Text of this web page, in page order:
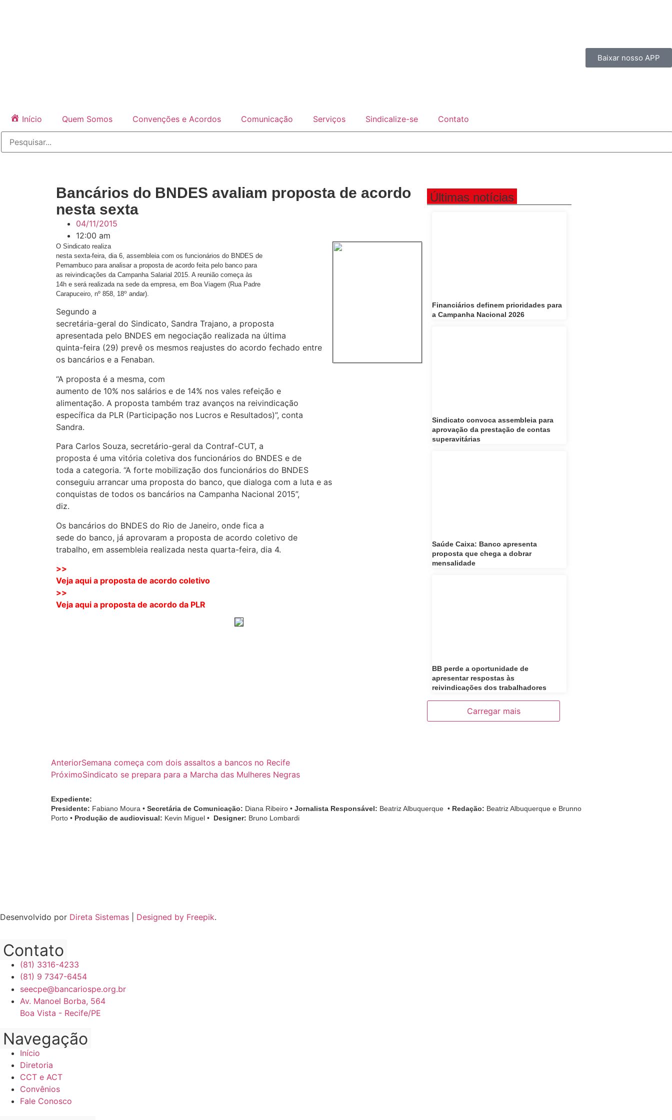
Baixar nosso APP
Início Quem Somos Convenções e Acordos Comunicação Serviços Sindicalize-se Contato
Bancários do BNDES avaliam proposta de acordo
nesta sexta
04/11/2015
12:00 am
O Sindicato realiza
nesta sexta-feira, dia 6, assembleia com os funcionários do BNDES de
Pernambuco para analisar a proposta de acordo feita pelo banco para
as reivindicações da Campanha Salarial 2015. A reunião começa às
14h e será realizada na sede da empresa, em Boa Viagem (Rua Padre
Carapuceiro, nº 858, 18o andar).
Segundo a
secretária-geral do Sindicato, Sandra Trajano, a proposta
apresentada pelo BNDES em negociação realizada na última
quinta-feira (29) prevê os mesmos reajustes do acordo fechado entre
os bancários e a Fenaban.
“A proposta é a mesma, com
aumento de 10% nos salários e de 14% nos vales refeição e
alimentação. A proposta também traz avanços na reivindicação
específica da PLR (Participação nos Lucros e Resultados)”, conta
Sandra.
Para Carlos Souza, secretário-geral da Contraf-CUT, a
proposta é uma vitória coletiva dos funcionários do BNDES e de
toda a categoria. “A forte mobilização dos funcionários do BNDES
conseguiu arrancar uma proposta do banco, que dialoga com a luta e as
conquistas de todos os bancários na Campanha Nacional 2015”,
diz.
Os bancários do BNDES do Rio de Janeiro, onde fica a
sede do banco, já aprovaram a proposta de acordo coletivo de
trabalho, em assembleia realizada nesta quarta-feira, dia 4.
>>
Veja aqui a proposta de acordo coletivo
>>
Veja aqui a proposta de acordo da PLR
Últimas notícias
Financiários definem prioridades para
a Campanha Nacional 2026
Sindicato convoca assembleia para
aprovação da prestação de contas
superavitárias
Saúde Caixa: Banco apresenta
proposta que chega a dobrar
mensalidade
BB perde a oportunidade de
apresentar respostas às
reivindicações dos trabalhadores
Carregar mais
AnteriorSemana começa com dois assaltos a bancos no Recife
PróximoSindicato se prepara para a Marcha das Mulheres Negras
Expediente:
Presidente: Fabiano Moura • Secretária de Comunicação: Diana Ribeiro • Jornalista Responsável: Beatriz Albuquerque • Redação: Beatriz Albuquerque e Brunno
Porto • Produção de audiovisual: Kevin Miguel • Designer: Bruno Lombardi
Desenvolvido por Direta Sistemas Designed by Freepik.
Contato
(81) 3316-4233
(81) 9 7347-6454
seecpe@bancariospe.org.br
Av. Manoel Borba, 564
Boa Vista - Recife/PE
Navegação
Início
Diretoria
CCT e ACT
Convênios
Fale Conosco